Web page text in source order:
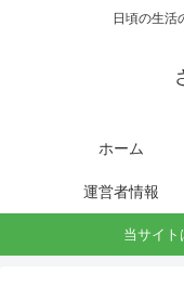
日頃の生活
ホーム
運営者情報
当サイト